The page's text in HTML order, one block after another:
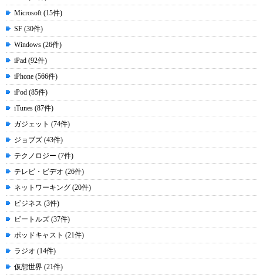
Microsoft (15件)
SF (30件)
Windows (26件)
iPad (92件)
iPhone (566件)
iPod (85件)
iTunes (87件)
ガジェット (74件)
ジョブズ (43件)
テクノロジー (7件)
テレビ・ビデオ (26件)
ネットワーキング (20件)
ビジネス (3件)
ビートルズ (37件)
ポッドキャスト (21件)
ラジオ (14件)
仮想世界 (21件)